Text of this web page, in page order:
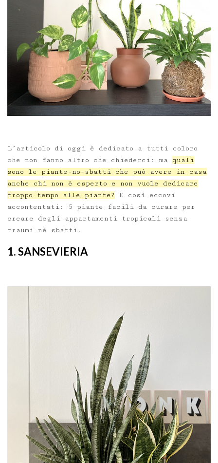
L’articolo di oggi è dedicato a tutti coloro
che non fanno altro che chiederci: ma quali
sono le piante-no-sbatti che può avere in casa
anche chi non è esperto e non vuole dedicare
troppo tempo alle piante?
E così eccovi
accontentati: 5 piante facili da curare per
creare degli appartamenti tropicali senza
traumi né sbatti.
1. SANSEVIERIA